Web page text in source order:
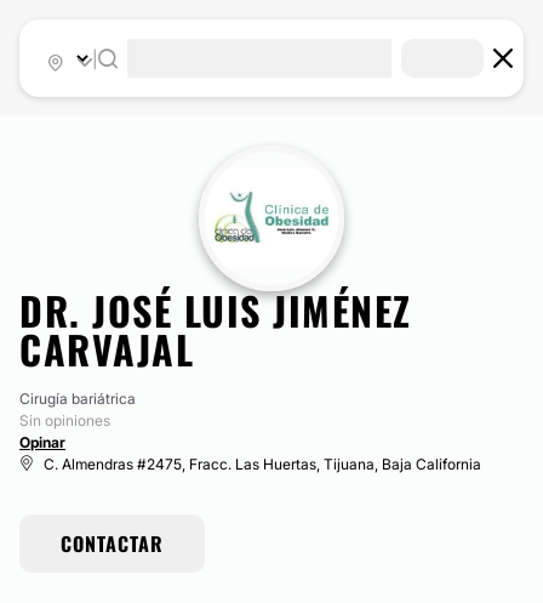
DR. JOSÉ LUIS JIMÉNEZ
CARVAJAL
Cirugía bariátrica
Sin opiniones
Opinar
C. Almendras #2475, Fracc. Las Huertas, Tijuana, Baja California
CONTACTAR